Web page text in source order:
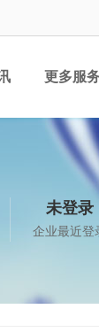
更多服
未登录
企业最近登